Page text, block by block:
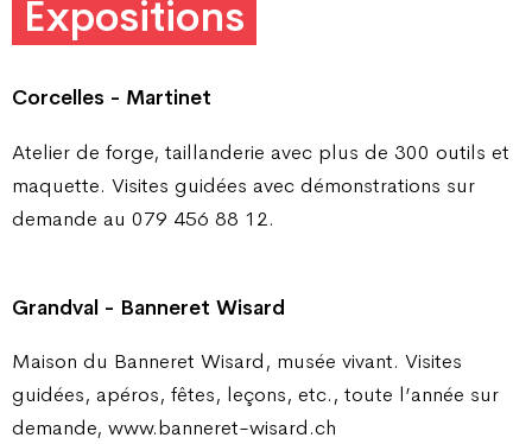
Expositions
Corcelles - Martinet
Atelier de forge, taillanderie avec plus de 300 outils et
maquette. Visites guidées avec démonstrations sur
demande au 079 456 88 12.
Grandval - Banneret Wisard
Maison du Banneret Wisard, musée vivant. Visites
guidées, apéros, fêtes, leçons, etc., toute l’année sur
demande, www.banneret-wisard.ch